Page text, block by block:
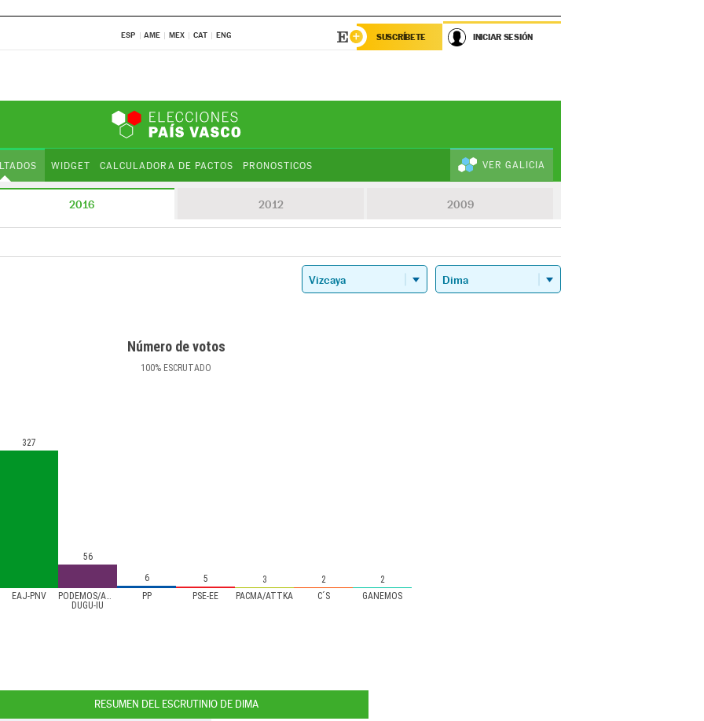
ESP AME MEX CAT ENG SUSCRÍBETE INICIAR SESIÓN
WIDGET CALCULADORA DE PACTOS PRONOSTICOS VER GALICIA
2016 2012 2009
Número de votos
100% ESCRUTADO
EAJ-PNV
PODEMOS/AHAL
DUGU-IU
PP PSE-EE PACMA/ATTKA C´S GANEMOS
327
56
6
5 3 2 2
RESUMEN DEL ESCRUTINIO DE DIMA